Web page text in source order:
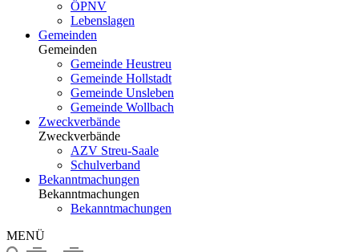
ÖPNV
Lebenslagen
Gemeinden
Gemeinden
Gemeinde Heustreu
Gemeinde Hollstadt
Gemeinde Unsleben
Gemeinde Wollbach
Zweckverbände
Zweckverbände
AZV Streu-Saale
Schulverband
Bekanntmachungen
Bekanntmachungen
Bekanntmachungen
MENÜ